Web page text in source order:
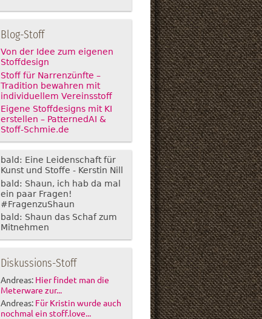
Blog-Stoff
Von der Idee zum eigenen
Stoffdesign
Stoff für Narrenzünfte –
Tradition bewahren mit
individuellem Vereinsstoff
Eigene Stoffdesigns mit KI
erstellen – PatternedAI &
Stoff-Schmie.de
bald: Eine Leidenschaft für
Kunst und Stoffe - Kerstin Nill
bald: Shaun, ich hab da mal
ein paar Fragen!
#FragenzuShaun
bald: Shaun das Schaf zum
Mitnehmen
Diskussions-Stoff
Andreas: Hier findet man die
Meterware zur...
Andreas: Für Kristin wurde auch
nochmal ein stoff.love...